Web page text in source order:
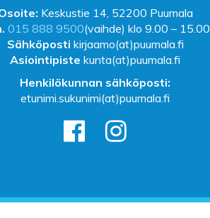
Keskustie 14, 52200 Puumala
015 888 9500(vaihde) klo 9.00 – 15.00
Sähköposti kirjaamo(at)puumala.fi
Asiointipiste kunta(at)puumala.fi
Henkilökunnan sähköposti:
etunimi.sukunimi(at)puumala.fi